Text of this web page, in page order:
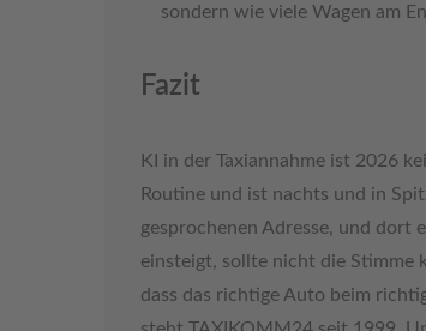
sondern wie viele Wagen am
Fazit
KI in der Taxiannahme ist 2026
Routine und ist nachts und in
gesprochenen Adresse, und dort
einsteigt, sollte nicht die Stimme
dass das richtige Auto beim